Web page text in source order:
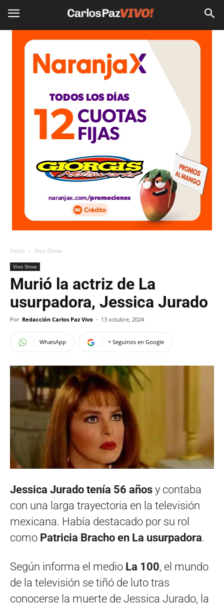
Inicio Vivo Show
Vivo Show
Murió la actriz de La
usurpadora, Jessica Jurado
Por Redacción Carlos Paz Vivo - 13 octubre, 2024
WhatsApp + Seguinos en Google
Jessica Jurado tenía 56 años y contaba
con una larga trayectoria en la televisión
mexicana. Había destacado por su rol
como Patricia Bracho en La usurpadora.
Según informa el medio La 100, el mundo
de la televisión se tiñó de luto tras
conocerse la muerte de Jessica Jurado, la